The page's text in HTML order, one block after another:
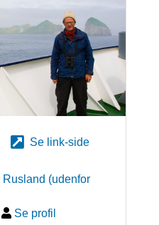
Se link-side
Rusland (udenfor
Se profil